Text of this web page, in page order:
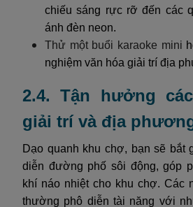
chiếu sáng rực rỡ đến các
ánh đèn neon.
Thử một buổi karaoke mini
nghiệm văn hóa giải trí địa
2.4. Tận hưởng
giải trí và địa
Dạo quanh khu chợ, bạn sẽ bắt
diễn đường phố sôi động, góp
khí náo nhiệt cho khu chợ. Các
thường phô diễn tài năng với